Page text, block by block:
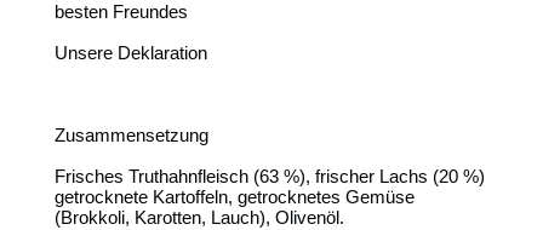
besten Freundes
Unsere Deklaration
Zusammensetzung
Frisches Truthahnfleisch (63 %), frischer Lachs (20 %)
getrocknete Kartoffeln, getrocknetes Gemüse
(Brokkoli, Karotten, Lauch), Olivenöl.